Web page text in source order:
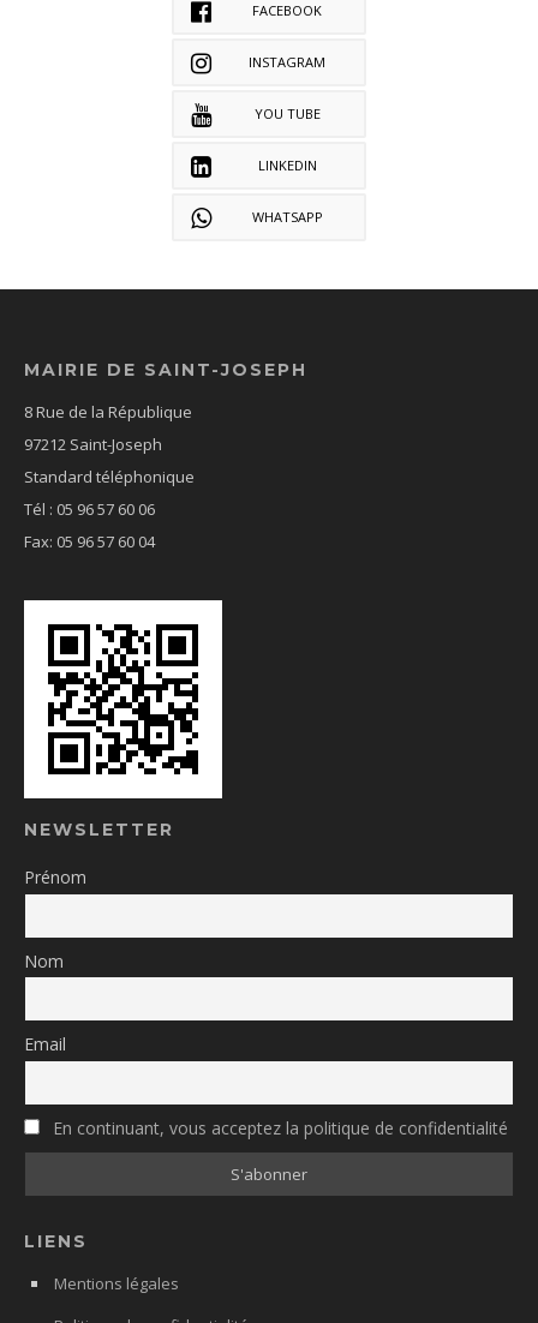
FACEBOOK
INSTAGRAM
YOU TUBE
LINKEDIN
WHATSAPP
MAIRIE DE SAINT-JOSEPH
8 Rue de la République
97212 Saint-Joseph
Standard téléphonique
Tél : 05 96 57 60 06
Fax: 05 96 57 60 04
NEWSLETTER
Prénom
Nom
Email
En continuant, vous acceptez la politique de confidentialité
LIENS
Mentions légales